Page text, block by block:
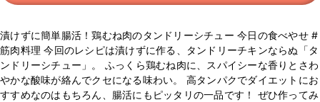
漬けずに簡単腸活！鶏むね肉のタンドリーシチュー 今日の食べやせ #
筋肉料理 今回のレシピは漬けずに作る、タンドリーチキンならぬ「タ
ンドリーシチュー」。 ふっくら鶏むね肉に、スパイシーな香りとさわ
やかな酸味が絡んでクセになる味わい。 高タンパクでダイエットにお
すすめなのはもちろん、腸活にもピッタリの一品です！ ぜひ作ってみ